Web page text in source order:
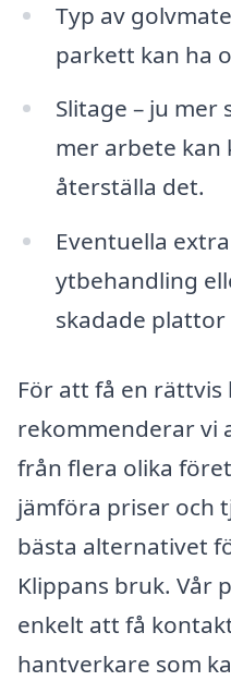
Typ av
parkett kan ha
Slitage – ju mer
mer arbete kan
återställa det.
Eventuella
ytbehandling
skadade
För att få en rättvis
rekommenderar vi
från flera olika
jämföra priser och
bästa alternativet
Klippans bruk. Vår
enkelt att få
hantverkare som